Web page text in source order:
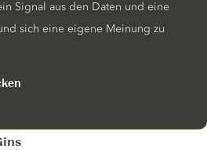
Signal aus den Daten und eine
sich eine eigene Meinung zu